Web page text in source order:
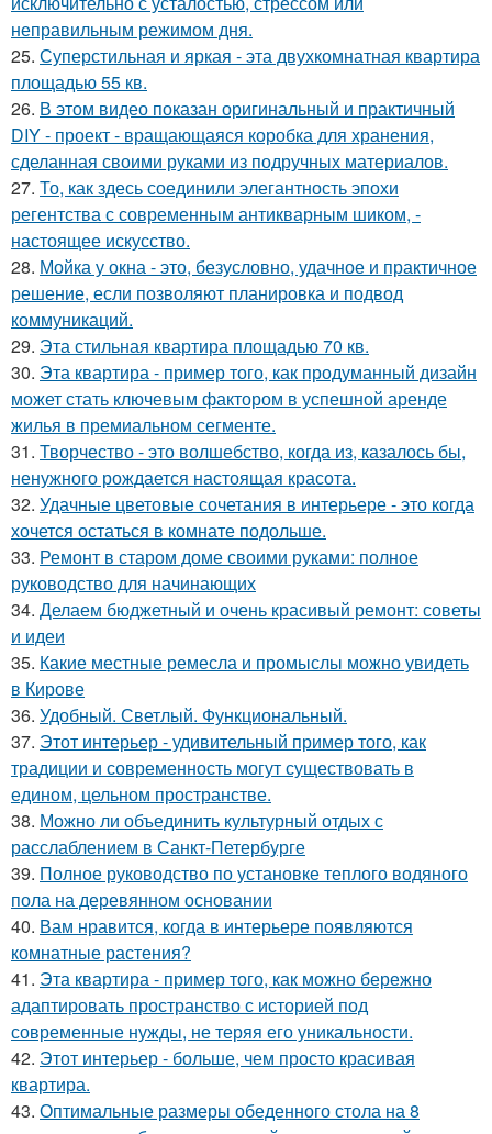
неправильным режимом дня.
25. Суперстильная и яркая - эта двухкомнатная квартира
площадью 55 кв.
26. В этом видео показан оригинальный и практичный
DIY - проект - вращающаяся коробка для хранения,
сделанная своими руками из подручных материалов.
27. То, как здесь соединили элегантность эпохи
регентства с современным антикварным шиком, -
настоящее искусство.
28. Мойка у окна - это, безусловно, удачное и практичное
решение, если позволяют планировка и подвод
коммуникаций.
29. Эта стильная квартира площадью 70 кв.
30. Эта квартира - пример того, как продуманный дизайн
может стать ключевым фактором в успешной аренде
жилья в премиальном сегменте.
31. Творчество - это волшебство, когда из, казалось бы,
ненужного рождается настоящая красота.
32. Удачные цветовые сочетания в интерьере - это когда
хочется остаться в комнате подольше.
33. Ремонт в старом доме своими руками: полное
руководство для начинающих
34. Делаем бюджетный и очень красивый ремонт: советы
и идеи
35. Какие местные ремесла и промыслы можно увидеть
в Кирове
36. Удобный. Светлый. Функциональный.
37. Этот интерьер - удивительный пример того, как
традиции и современность могут существовать в
едином, цельном пространстве.
38. Можно ли объединить культурный отдых с
расслаблением в Санкт-Петербурге
39. Полное руководство по установке теплого водяного
пола на деревянном основании
40. Вам нравится, когда в интерьере появляются
комнатные растения?
41. Эта квартира - пример того, как можно бережно
адаптировать пространство с историей под
современные нужды, не теряя его уникальности.
42. Этот интерьер - больше, чем просто красивая
квартира.
43. Оптимальные размеры обеденного стола на 8